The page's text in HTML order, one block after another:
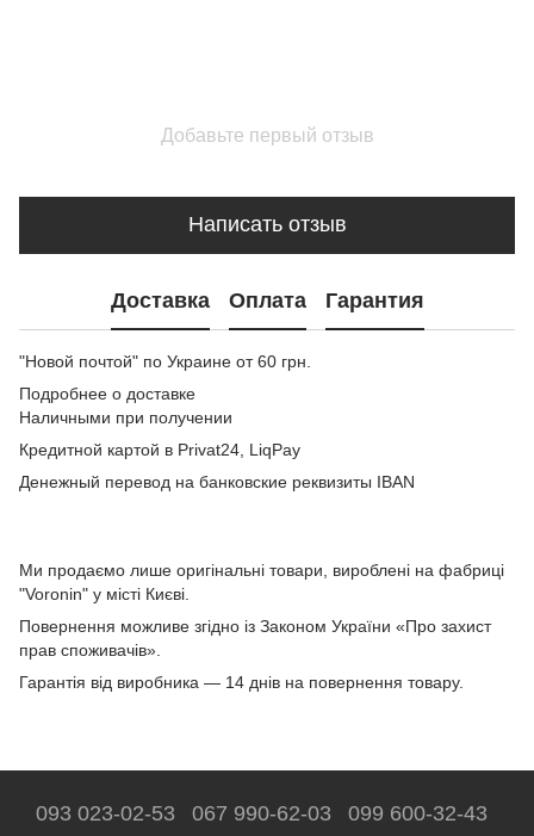
Добавьте первый отзыв
Написать отзыв
Доставка Оплата Гарантия
"Новой почтой" по Украине от 60 грн.
Подробнее о доставке
Наличными при получении
Кредитной картой в Privat24, LiqPay
Денежный перевод на банковские реквизиты IBAN
Ми продаємо лише оригінальні товари, вироблені на фабриці
"Voronin" у місті Києві.
Повернення можливе згідно із Законом України «Про захист
прав споживачів».
Гарантія від виробника — 14 днів на повернення товару.
093 023-02-53 067 990-62-03 099 600-32-43